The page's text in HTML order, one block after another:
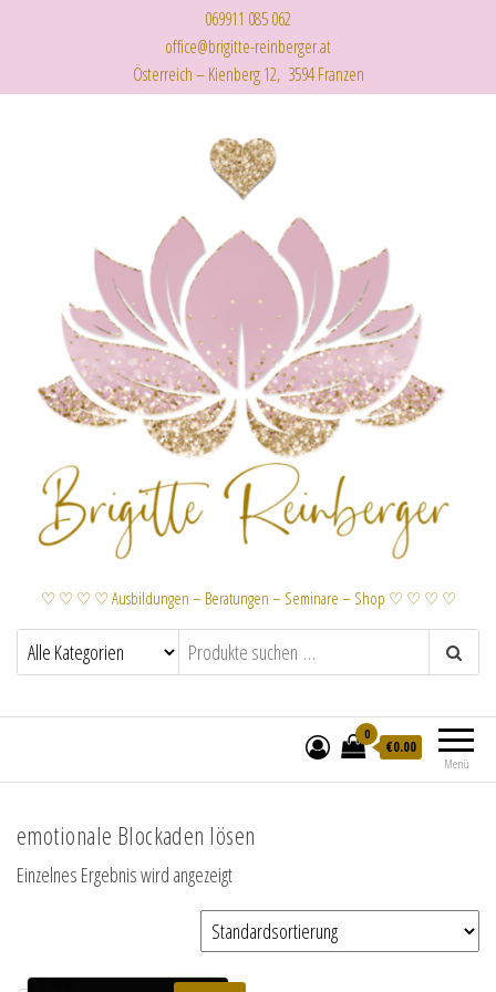
069911 085 062
office@brigitte-reinberger.at
Österreich – Kienberg 12, 3594 Franzen
♡ ♡ ♡ ♡ Ausbildungen – Beratungen – Seminare – Shop ♡ ♡ ♡ ♡
Menü
0
€0.00
emotionale Blockaden lösen
Einzelnes Ergebnis wird angezeigt